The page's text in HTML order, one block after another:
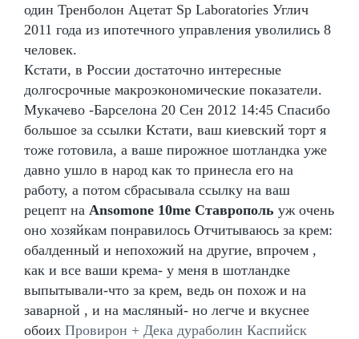
один Тренболон Ацетат Sp Laboratories Углич
2011 года из ипотечного управления уволились 8
человек.
Кстати, в России достаточно интересные
долгосрочные макроэкономические показатели.
Мукачево -Барселона 20 Сен 2012 14:45 Спасибо
большое за ссылки Кстати, ваш киевский торт я
тоже готовила, а ваше пирожное шотландка уже
давно ушло в народ как то принесла его на
работу, а потом сбрасывала ссылку на ваш
рецепт на Ansomone 10me Ставрополь уж очень
оно хозяйкам понравилось Отчитываюсь за крем:
обалденный и непохожий на другие, впрочем ,
как и все ваши крема- у меня в шотландке
выпытывали-что за крем, ведь он похож и на
заварной , и на масляный- но легче и вкуснее
обоих Провирон + Дека дураболин Каспийск